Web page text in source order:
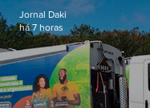
Jornal Daki
há 7 horas